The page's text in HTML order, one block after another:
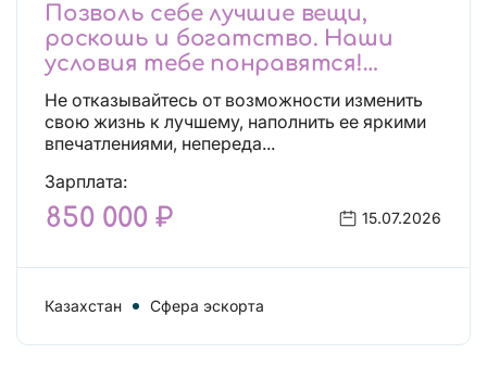
Позволь себе лучшие вещи,
роскошь и богатство. Наши
условия тебе понравятся!
Действительно отличные
условия и поддержка!
Не отказывайтесь от возможности изменить
свою жизнь к лучшему, наполнить ее яркими
впечатлениями, непереда...
Зарплата:
850 000 ₽ 15.07.2026
Казахстан Сфера эскорта